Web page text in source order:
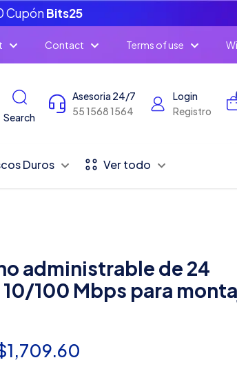
Cupón Bits25
Contact Terms of use
Search
Asesoria 24/7
55 1568 1564
Login
Registro
Duros Ver todo
administrable de 24
100 Mbps para
1,709.60